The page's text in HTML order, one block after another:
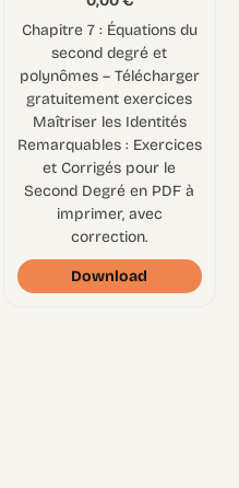
Chapitre 7 : Équations du
second degré et
polynômes – Télécharger
gratuitement exercices
Maîtriser les Identités
Remarquables : Exercices
et Corrigés pour le
Second Degré en PDF à
imprimer, avec
correction.
Download